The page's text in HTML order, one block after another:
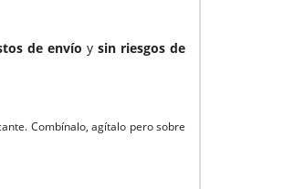
de envío y sin riesgos de
Combínalo, agítalo pero sobre